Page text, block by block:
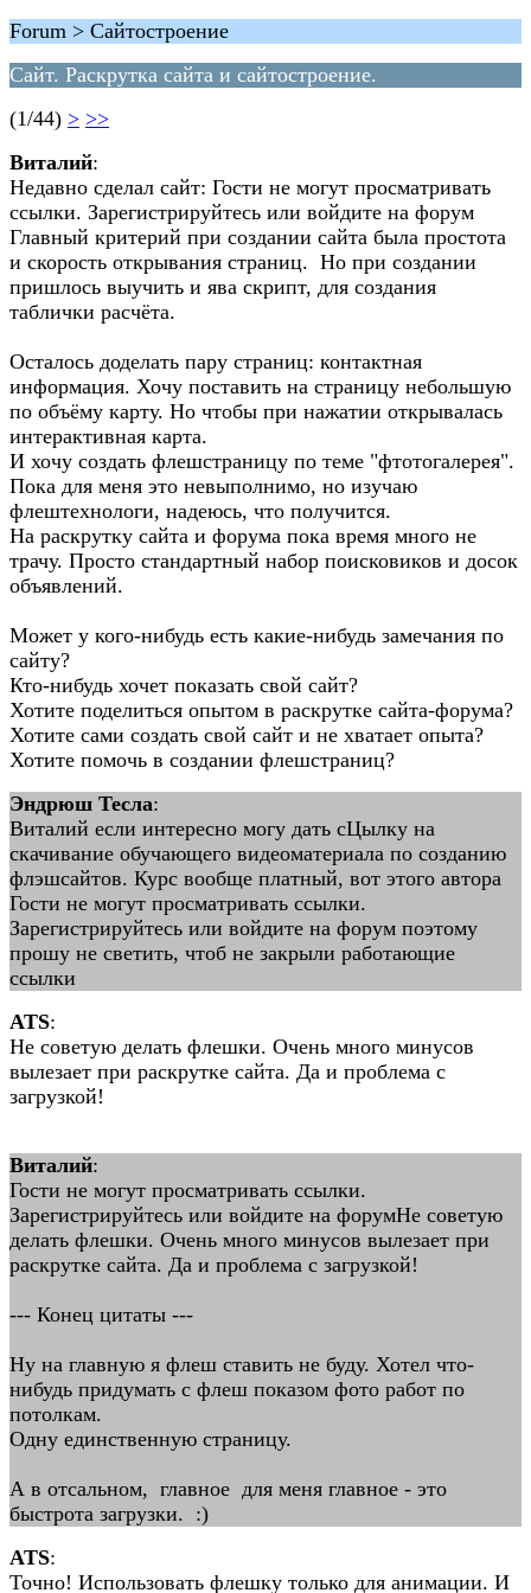
Forum > Сайтостроение
Сайт. Раскрутка сайта и сайтостроение.
(1/44) > >>
Виталий:
Недавно сделал сайт: Гости не могут просматривать
ссылки. Зарегистрируйтесь или войдите на форум
Главный критерий при создании сайта была простота
и скорость открывания страниц. Но при создании
пришлось выучить и ява скрипт, для создания
таблички расчёта.
Осталось доделать пару страниц: контактная
информация. Хочу поставить на страницу небольшую
по объёму карту. Но чтобы при нажатии открывалась
интерактивная карта.
И хочу создать флешстраницу по теме "фтотогалерея".
Пока для меня это невыполнимо, но изучаю
флештехнологи, надеюсь, что получится.
На раскрутку сайта и форума пока время много не
трачу. Просто стандартный набор поисковиков и досок
объявлений.
Может у кого-нибудь есть какие-нибудь замечания по
сайту?
Кто-нибудь хочет показать свой сайт?
Хотите поделиться опытом в раскрутке сайта-форума?
Хотите сами создать свой сайт и не хватает опыта?
Хотите помочь в создании флешстраниц?
Эндрюш Тесла:
Виталий если интересно могу дать сЦылку на
скачивание обучающего видеоматериала по созданию
флэшсайтов. Курс вообще платный, вот этого автора
Гости не могут просматривать ссылки.
Зарегистрируйтесь или войдите на форум поэтому
прошу не светить, чтоб не закрыли работающие
ссылки
ATS:
Не советую делать флешки. Очень много минусов
вылезает при раскрутке сайта. Да и проблема с
загрузкой!
Виталий:
Гости не могут просматривать ссылки.
Зарегистрируйтесь или войдите на форумНе советую
делать флешки. Очень много минусов вылезает при
раскрутке сайта. Да и проблема с загрузкой!
--- Конец цитаты ---
Ну на главную я флеш ставить не буду. Хотел что-
нибудь придумать с флеш показом фото работ по
потолкам.
Одну единственную страницу.
А в отсальном, главное для меня главное - это
быстрота загрузки. :)
ATS:
Точно! Использовать флешку только для анимации. И